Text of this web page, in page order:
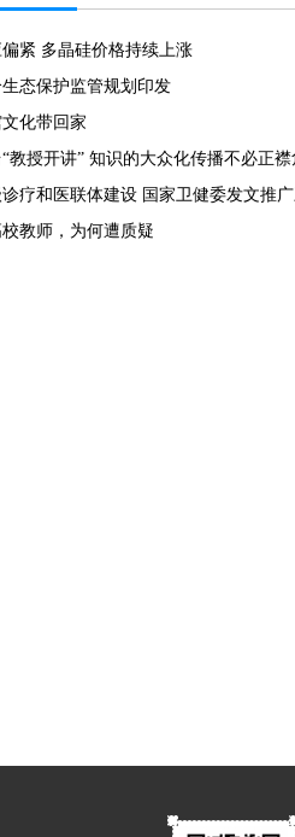
紧 多晶硅价格持续上涨
态保护监管规划印发
化带回家
教授开讲” 知识的大众化传播不必正襟
疗和医联体建设 国家卫健委发文推
教师，为何遭质疑